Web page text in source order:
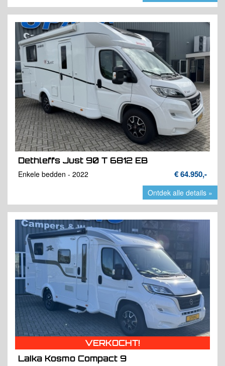
Dethleffs Just 90 T 6812 EB
Enkele bedden - 2022
€ 64.950,-
Ontdek alle details »
VERKOCHT!
Laika Kosmo Compact 9